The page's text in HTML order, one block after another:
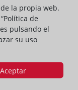
la propia web.
de
pulsando el
su uso
Aceptar